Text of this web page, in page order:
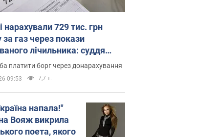
нарахували 729 тис. грн
за газ через покази
лічильника: суддя
неочікуване рішення
платити борг через донарахування
09:53 7,7 т.
напала!"
Вояж викрила
поета, якого